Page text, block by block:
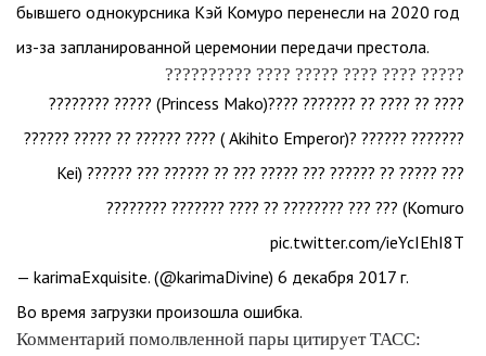
бывшего однокурсника Кэй Комуро перенесли на 2020 год
из-за запланированной церемонии передачи престола.
????? ???? ???? ????? ???? ??????????
???? ?? ???? ?? ??????? ????(Princess Mako) ????? ????????
??????? ?????? ?(Akihito Emperor ) ???? ?????? ?? ????? ??????
??? ????? ?? ?????? ??? ????? ??? ?? ?????? ??? ?????? (Kei
Komuro) ??? ??? ???????? ?? ???? ??????? ????????
pic.twitter.com/ieYcIEhI8T
— karimaExquisite. (@karimaDivine) 6 декабря 2017 г.
Во время загрузки произошла ошибка.
Комментарий помолвленной пары цитирует ТАСС: